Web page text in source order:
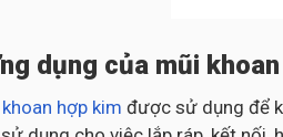
dụng của mũi
hợp kim được sử dụng để